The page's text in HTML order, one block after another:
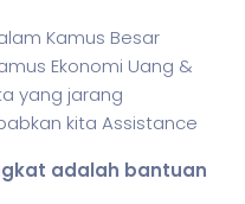
Kamus Besar
Ekonomi Uang &
yang jarang
kita Assistance
adalah bantuan